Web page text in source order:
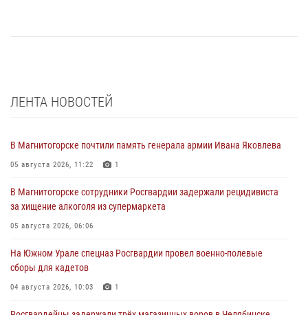
ЛЕНТА НОВОСТЕЙ
В Магнитогорске почтили память генерала армии Ивана Яковлева
05 августа 2026, 11:22 1
В Магнитогорске сотрудники Росгвардии задержали рецидивиста
за хищение алкоголя из супермаркета
05 августа 2026, 06:06
На Южном Урале спецназ Росгвардии провел военно-полевые
сборы для кадетов
04 августа 2026, 10:03 1